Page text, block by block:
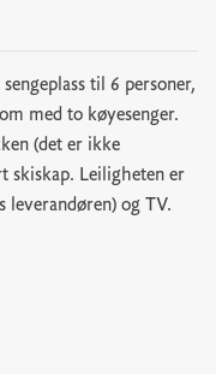
til 6 personer,
med to køyesenger.
(det er ikke
skiskap. Leiligheten er
og TV.